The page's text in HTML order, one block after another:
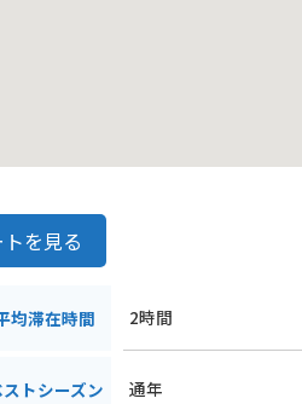
を見る
均滞在時間 2時間
トシーズン 通年